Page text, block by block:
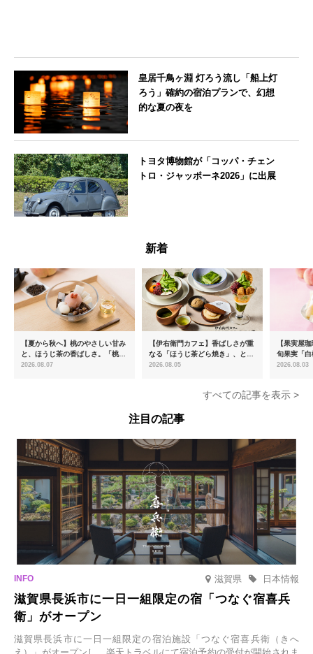
皇居千鳥ヶ淵 灯ろう流し「船上灯
ろう」確約の宿泊プランで、幻想
的な夏の夜を
トヨタ博物館が「コッパ・チェン
トロ・ジャッポーネ2026」に出展
新着
【夏から秋へ】桃のやさしい甘み
と、ほうじ茶の香ばしさ。「桃と
ほうじ茶のあんみつ」を8月中旬
2026.08.07
【伊右衛門カフェ】香ばしさが重
なる「ほうじ茶どら焼き」、とろ
ける「宇治抹茶ティラミス」が新
2026.08.05
【果実屋
旬果実「
限定販売
2026.08.03
すべての記事を表示 >
注目の記事
滋賀県 日本情報
滋賀県長浜市に一日一組限定の宿「つなぐ宿喜兵
衛」がオープン
滋賀県長浜市に一日一組限定の宿泊施設「つなぐ宿喜兵衛（きへ